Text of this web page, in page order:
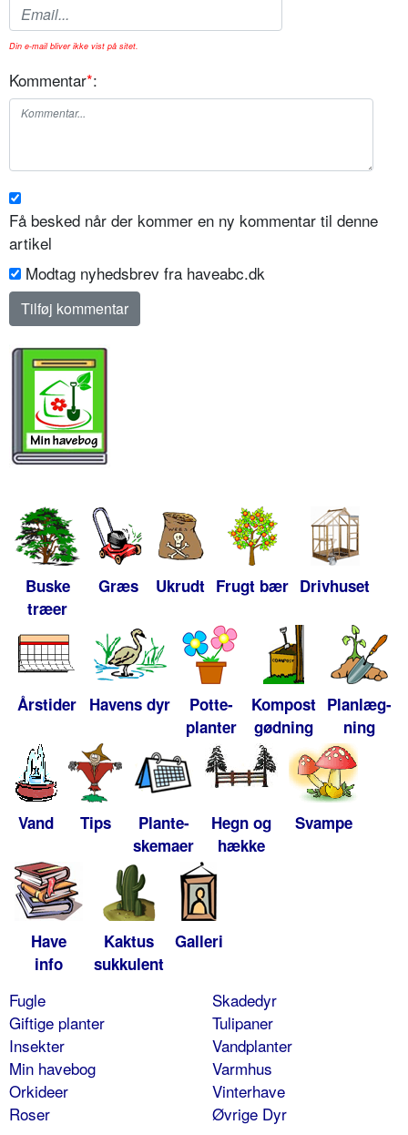
Din e-mail bliver ikke vist på sitet.
Kommentar*:
Få besked når der kommer en ny kommentar til denne
artikel
Modtag nyhedsbrev fra haveabc.dk
Buske
træer
Græs Ukrudt Frugt bær Drivhuset
Årstider Havens dyr
Potte-
planter
Kompost
gødning
Planlæg-
ning
Vand Tips
Plante-
skemaer
Hegn og
hække
Svampe
Have
info
Kaktus
sukkulent
Galleri
Fugle
Giftige planter
Insekter
Min havebog
Orkideer
Roser
Skadedyr
Tulipaner
Vandplanter
Varmhus
Vinterhave
Øvrige Dyr